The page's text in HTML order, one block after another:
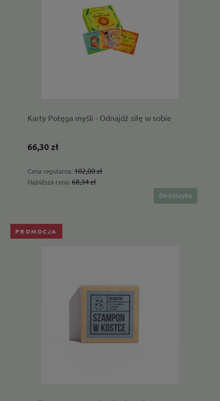
Karty Potęga myśli - Odnajdź siłę w sobie
66,30 zł
Cena regularna: 102,00 zł
Najniższa cena: 68,34 zł
Do koszyka
PROMOCJA